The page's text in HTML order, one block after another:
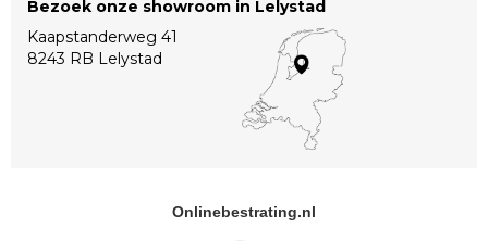
Bezoek onze showroom in Lelystad
Kaapstanderweg 41
8243 RB Lelystad
Onlinebestrating.nl